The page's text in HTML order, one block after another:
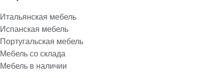
Итальянская мебель
Испанская мебель
Португальская мебель
Мебель со склада
Мебель в наличии